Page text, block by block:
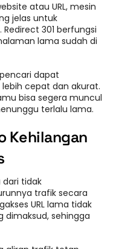
atau URL, mesin
jelas untuk
301 berfungsi
lama sudah di
dapat
cepat dan akurat.
bisa segera muncul
terlalu lama.
Kehilangan
dari tidak
trafik secara
URL lama tidak
dimaksud, sehingga